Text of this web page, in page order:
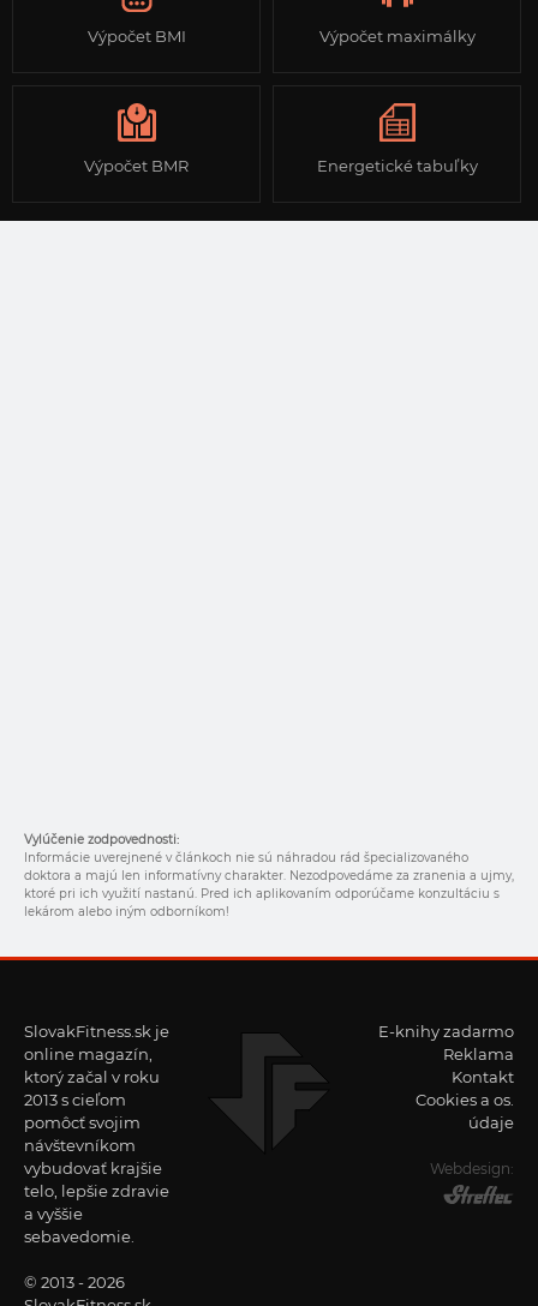
Výpočet BMI Výpočet maximálky
Výpočet BMR Energetické tabuľky
Vylúčenie zodpovednosti:
Informácie uverejnené v článkoch nie sú náhradou rád špecializovaného
doktora a majú len informatívny charakter. Nezodpovedáme za zranenia a ujmy,
ktoré pri ich využití nastanú. Pred ich aplikovaním odporúčame konzultáciu s
lekárom alebo iným odborníkom!
SlovakFitness.sk je
online magazín,
ktorý začal v roku
2013 s cieľom
pomôcť svojim
návštevníkom
vybudovať krajšie
telo, lepšie zdravie
a vyššie
sebavedomie.
© 2013 - 2026
E-knihy zadarmo
Reklama
Kontakt
Cookies a os.
údaje
Webdesign: